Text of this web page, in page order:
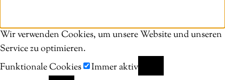
Wir verwenden Cookies, um unsere Website und unseren
Service zu optimieren.
Funktionale Cookies
FUNKTIONALE
Immer aktiv